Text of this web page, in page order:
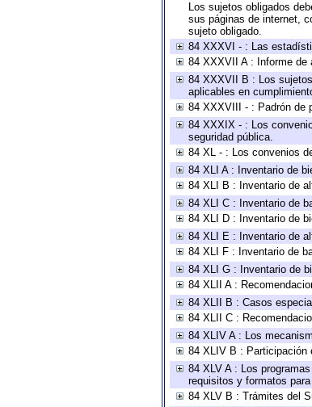
Los sujetos obligados
sus páginas de internet,
sujeto obligado.
84 XXXVI - : Las
84 XXXVII A : Informe de
84 XXXVII B : Los
aplicables en
84 XXXVIII - : Padrón de
84 XXXIX - : Los
seguridad pública.
84 XL - : Los convenios
84 XLI A : Inventario de
84 XLI B : Inventario de
84 XLI C : Inventario de
84 XLI D : Inventario de
84 XLI E : Inventario de
84 XLI F : Inventario de
84 XLI G : Inventario de
84 XLII A :
84 XLII B : Casos
84 XLII C :
84 XLIV A : Los
84 XLIV B : Participación
84 XLV A : Los
requisitos y formatos
84 XLV B : Trámites del